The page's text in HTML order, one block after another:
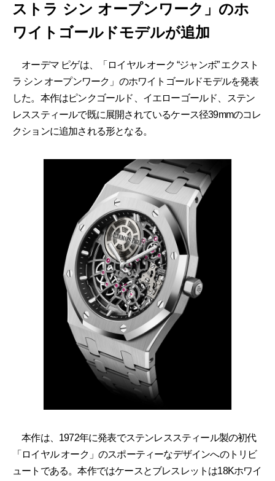
ストラ シン オープンワーク」のホ
ワイトゴールドモデルが追加
オーデマ ピゲは、「ロイヤル オーク “ジャンボ” エクスト
ラ シン オープンワーク」のホワイトゴールドモデルを発表
した。本作はピンクゴールド、イエローゴールド、ステン
レススティールで既に展開されているケース径39mmのコレ
クションに追加される形となる。
本作は、1972年に発表でステンレススティール製の初代
「ロイヤル オーク」のスポーティーなデザインへのトリビ
ュートである。本作ではケースとブレスレットは18Kホワイ